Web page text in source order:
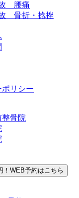
腰痛
骨折・捻挫
リシー